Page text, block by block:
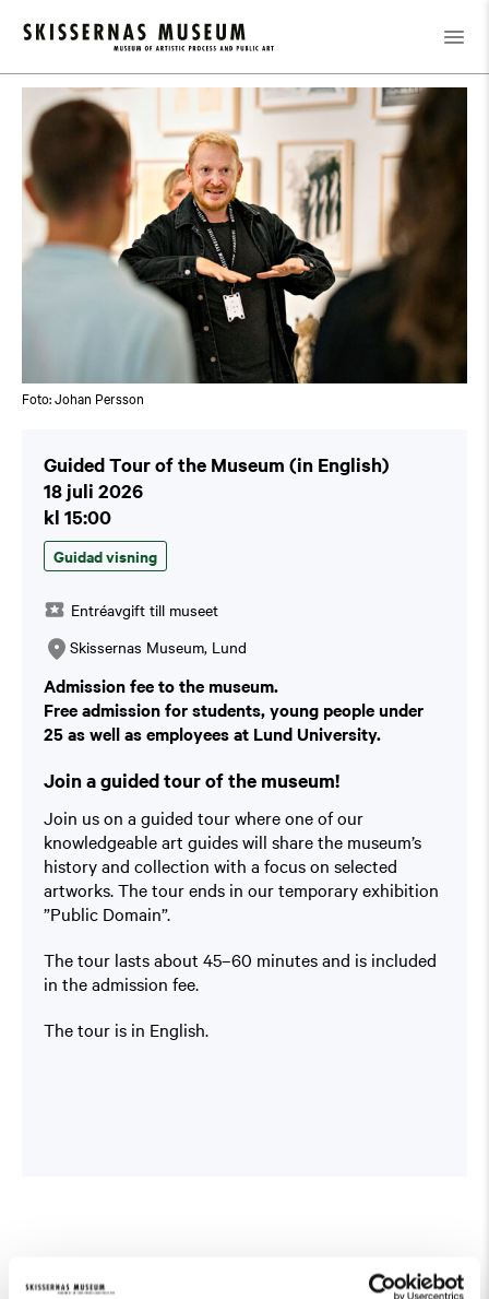
Kalender / Guided Tour of the Museum (in English)
Foto: Johan Persson
Guided Tour of the Museum (in English)
18 juli 2026
kl 15:00
Guidad visning
Entréavgift till museet
Skissernas Museum, Lund
Admission fee to the museum.
Free admission for students, young people under
25 as well as employees at Lund University.
Join a guided tour of the museum!
Join us on a guided tour where one of our
knowledgeable art guides will share the museum’s
history and collection with a focus on selected
artworks. The tour ends in our temporary exhibition
”Public Domain”.
The tour lasts about 45–60 minutes and is included
in the admission fee.
The tour is in English.